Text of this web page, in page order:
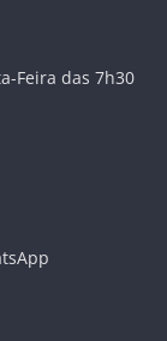
Feira das 7h30